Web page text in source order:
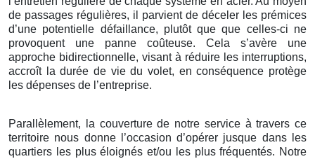
de passages régulières, il parvient de déceler les prémices
d’une potentielle défaillance, plutôt que que celles-ci ne
provoquent une panne coûteuse. Cela s’avère une
approche bidirectionnelle, visant à réduire les interruptions,
accroît la durée de vie du volet, en conséquence protège
les dépenses de l’entreprise.
Parallèlement, la couverture de notre service à travers ce
territoire nous donne l’occasion d’opérer jusque dans les
quartiers les plus éloignés et/ou les plus fréquentés. Notre